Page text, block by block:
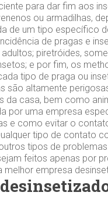
para dar fim aos
ou armadilhas,
de um tipo específico
de pragas e
piretróides,
e por fim, os
tipo de praga ou
são altamente
da casa, bem como
por uma empresa
e como evitar o
tipo de contato
tipos de
feitos apenas por
empresa